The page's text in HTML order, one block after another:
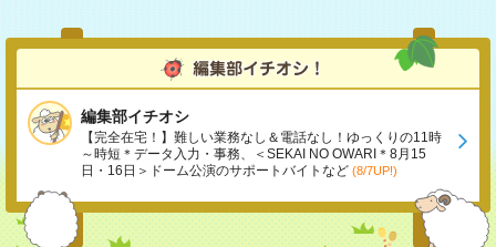
編集部イチオシ
【完全在宅！】難しい業務なし＆電話なし！ゆっくりの11時
～時短＊データ入力・事務、＜SEKAI NO OWARI＊8月15
日・16日＞ドーム公演のサポートバイトなど (8/7UP!)